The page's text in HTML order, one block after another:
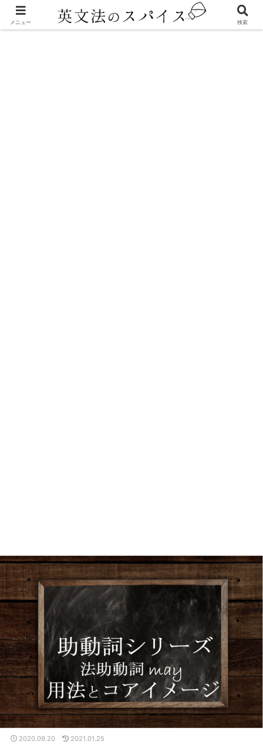
2020.09.20 2021.01.25
メニュー 検索